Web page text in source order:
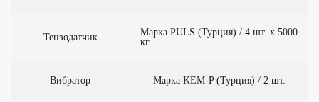
Тензодатчик
Марка PULS (Турция) / 4 шт. x 5000
кг
Вибратор Марка KEM-P (Турция) / 2 шт.